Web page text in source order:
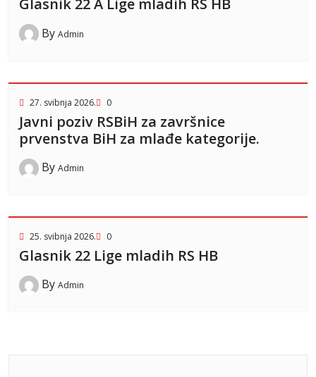
Glasnik 22 A Lige mladih RS HB
By Admin
27. svibnja 2026. 0
Javni poziv RSBiH za završnice
prvenstva BiH za mlađe kategorije.
By Admin
25. svibnja 2026. 0
Glasnik 22 Lige mladih RS HB
By Admin